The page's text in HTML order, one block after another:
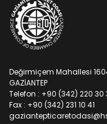
Değirmiçem Mahallesi
GAZİANTEP
Telefon : +90 (342) 220 30
Fax : +90 (342) 231 10 41